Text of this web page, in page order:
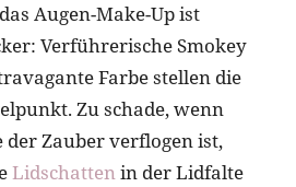
Augen-Make-Up ist
Verführerische Smokey
Farbe stellen die
Zu schade, wenn
der Zauber verflogen ist,
Lidschattenin der Lidfalte